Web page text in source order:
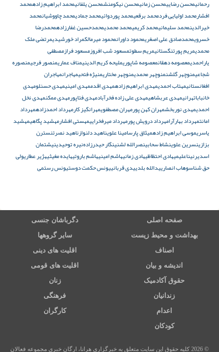
رحمانیمحسن رضاییمحسن زمانیمحسن نیکومنشمحسن یلفانیمحمد ابراهیم زادهمحمد
افشارمحمد اولیایی فردمحمد برقعیمحمد پوردوائیمحمد جمادیمحمد چاووشیانمحمد
خیرالدینمحمد سلیمانیمحمد کریمیمحمد محمدیمحمدحسین غفارزادهمحمدرضا
خسرویمحمدصادق علی اصغریمحمود داورانمحمود میرمالکمراد خورشیدیمرتضی ملک
محمدیمریم پورتنگستانیمریم سطوتمسعود شب افروزمسعود فرازمصطفی
یاراحمدیمعصومه دهقانمعصومه شاپوریملیحه کریم الدینیمناف عماریمنصور فرجیمنصوره
شجاعیمنوچهر گلشنمنوچهر محمدیمنوچهر مختاریمنیژه فتحیمهاجرانمهاجران
افغانستانیمهتاب احمدیمهدی ابراهیم زادهمهدی اقدممهدی امینیمهدی حسنلومهدی
خانباباتهرانیمهدی عربشاهیمهدی علی زاده فخرآبادمهدی فتاپورمهدی ممکنمهدی نخل
احمدیمهدی نوربخشمهران کهن پورمهران مصطفویمهرانگیز کارمهرداد احمدزادهمهرداد
امانتمهرداد بهارآرامهرداد درویش پورمهرداد میرفخراییمهستی افشارمهشید پگاهیمهشید
یاسریموسی ابراهیم زادهمیثاق پارسامینا علویناهید دلنوازناهید نصرتنسترن
بزازینسرین علوینشاط سحابینصرالله لشنینگار حیدرزادەنیره توحیدینیشتمان
اسدیرنیناعلیمیهادی احتظاظیهادی زمانیهاشم امینیهاشم باروتیهایده مغیثیهژیر عطاریولی
حق شناسوهاب انصارییدالله بلدییدی قربانییونس حکمت دوستیونس رستمی
صفحه اصلی دگرباشان جنسی
بهداشت و محیط زیست سایر گروهها
اصناف اقلیت های دینی
اندیشه و بیان اقلیت های قومی
حقوق آکادمیک زنان
زندانیان فرهنگی
اعدام کارگران
کودکان
© 2026 کلیه حقوق این سایت متعلق به خبرگزاری هرانا، ارگان خبری مجموعه فعالان